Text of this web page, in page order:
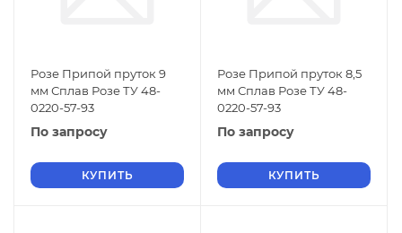
Розе Припой пруток 9
мм Сплав Розе ТУ 48-
0220-57-93
По запросу
КУПИТЬ
Розе Припой пруток 8,5
мм Сплав Розе ТУ 48-
0220-57-93
По запросу
КУПИТЬ